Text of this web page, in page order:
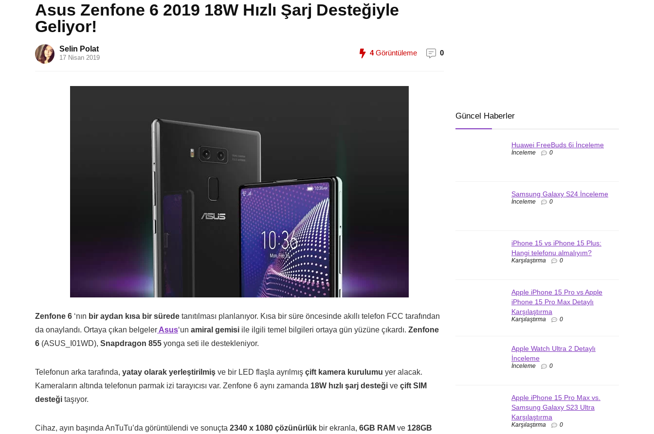
Asus Zenfone 6 2019 18W Hızlı Şarj Desteğiyle
Geliyor!
Selin Polat
17 Nisan 2019
4Görüntüleme 0
Zenfone 6 ‘nın bir aydan kısa bir sürede tanıtılması planlanıyor. Kısa bir süre öncesinde akıllı telefon FCC tarafından
da onaylandı. Ortaya çıkan belgeler Asus‘un amiral gemisi ile ilgili temel bilgileri ortaya gün yüzüne çıkardı. Zenfone
6 (ASUS_I01WD), Snapdragon 855 yonga seti ile destekleniyor.
Telefonun arka tarafında, yatay olarak yerleştirilmiş ve bir LED flaşla ayrılmış çift kamera kurulumu yer alacak.
Kameraların altında telefonun parmak izi tarayıcısı var. Zenfone 6 aynı zamanda 18W hızlı şarj desteği ve çift SIM
desteği taşıyor.
Cihaz, ayın başında AnTuTu’da görüntülendi ve sonuçta 2340 x 1080 çözünürlük bir ekranla, 6GB RAM ve 128GB
Güncel Haberler
Huawei FreeBuds 6i İnceleme
İnceleme 0
Samsung Galaxy S24 İnceleme
İnceleme 0
iPhone 15 vs iPhone 15 Plus:
Hangi telefonu almalıyım?
Karşılaştırma 0
Apple iPhone 15 Pro vs Apple
iPhone 15 Pro Max Detaylı
Karşılaştırma
Karşılaştırma 0
Apple Watch Ultra 2 Detaylı
İnceleme
İnceleme 0
Apple iPhone 15 Pro Max vs.
Samsung Galaxy S23 Ultra
Karşılaştırma
Karşılaştırma 0